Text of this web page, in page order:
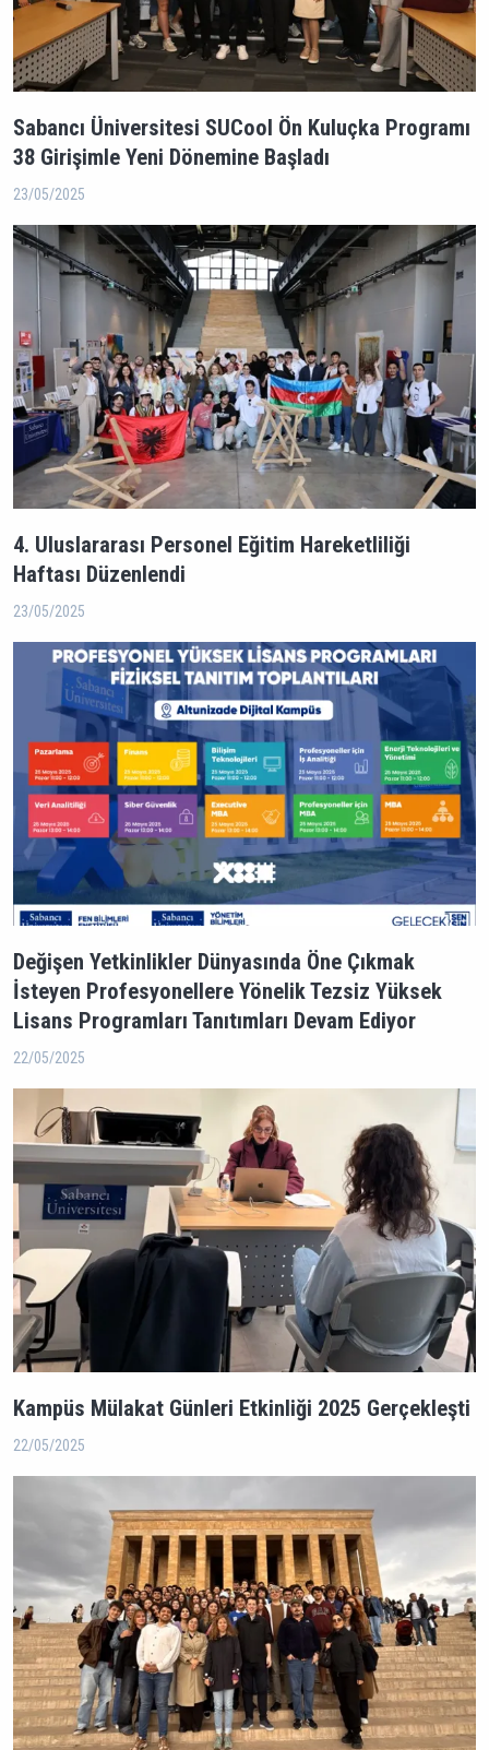
Sabancı Üniversitesi SUCool Ön Kuluçka Programı
38 Girişimle Yeni Dönemine Başladı
23/05/2025
4. Uluslararası Personel Eğitim Hareketliliği
Haftası Düzenlendi
23/05/2025
Değişen Yetkinlikler Dünyasında Öne Çıkmak
İsteyen Profesyonellere Yönelik Tezsiz Yüksek
Lisans Programları Tanıtımları Devam Ediyor
22/05/2025
Kampüs Mülakat Günleri Etkinliği 2025 Gerçekleşti
22/05/2025